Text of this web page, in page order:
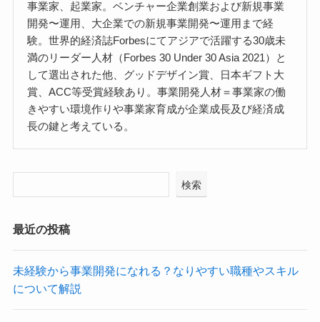
事業家、起業家。ベンチャー企業創業および新規事業
開発〜運用、大企業での新規事業開発〜運用まで経
験。世界的経済誌Forbesにてアジアで活躍する30歳未
満のリーダー人材（Forbes 30 Under 30 Asia 2021）と
して選出された他、グッドデザイン賞、日本ギフト大
賞、ACC等受賞経験あり。事業開発人材＝事業家の働
きやすい環境作りや事業家育成が企業成長及び経済成
長の鍵と考えている。
検索
最近の投稿
未経験から事業開発になれる？なりやすい職種やスキル
について解説